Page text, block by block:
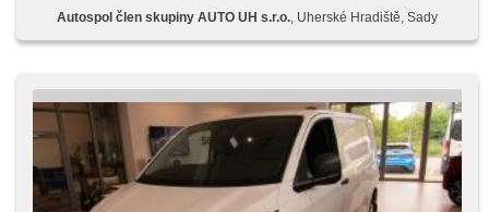
Außenthermometer, Fahrkamera, Alufelgen,
Abnutzungssensor des Bremsbelages, ABS, EDS,
Assistent, parkovací senzory zadní, automatisch im Berg
bremsen , Reifendrucksensor, Servolenkung,
Automatikgetriebe, hlasové ovládání palubního počítače,
dotykové ovládání palubního počítače, digitální přístrojový
štít, elektronická ruční brzda, Notbremsung (PEBS),
asistent změny jízdního pruhu, asistent jízdy v jízdním
pruhu, Tempomat, El. Anlasser, starten per Taste, asistent
Autospol člen skupiny AUTO UH s.r.o. , Uherské Hradiště, Sady